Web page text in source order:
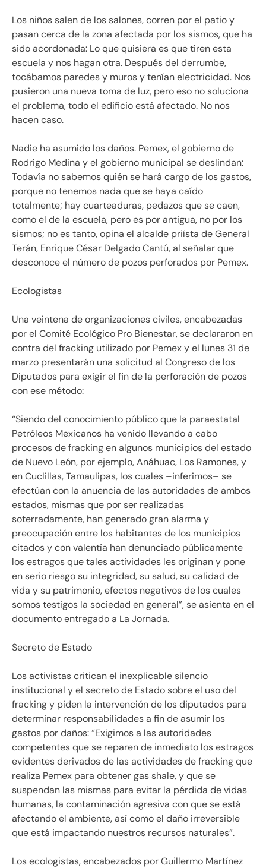
Los niños salen de los salones, corren por el patio y
pasan cerca de la zona afectada por los sismos, que ha
sido acordonada: Lo que quisiera es que tiren esta
escuela y nos hagan otra. Después del derrumbe,
tocábamos paredes y muros y tenían electricidad. Nos
pusieron una nueva toma de luz, pero eso no soluciona
el problema, todo el edificio está afectado. No nos
hacen caso.
Nadie ha asumido los daños. Pemex, el gobierno de
Rodrigo Medina y el gobierno municipal se deslindan:
Todavía no sabemos quién se hará cargo de los gastos,
porque no tenemos nada que se haya caído
totalmente; hay cuarteaduras, pedazos que se caen,
como el de la escuela, pero es por antigua, no por los
sismos; no es tanto, opina el alcalde priísta de General
Terán, Enrique César Delgado Cantú, al señalar que
desconoce el número de pozos perforados por Pemex.
Ecologistas
Una veintena de organizaciones civiles, encabezadas
por el Comité Ecológico Pro Bienestar, se declararon en
contra del fracking utilizado por Pemex y el lunes 31 de
marzo presentarán una solicitud al Congreso de los
Diputados para exigir el fin de la perforación de pozos
con ese método:
“Siendo del conocimiento público que la paraestatal
Petróleos Mexicanos ha venido llevando a cabo
procesos de fracking en algunos municipios del estado
de Nuevo León, por ejemplo, Anáhuac, Los Ramones, y
en Cuclillas, Tamaulipas, los cuales –inferimos– se
efectúan con la anuencia de las autoridades de ambos
estados, mismas que por ser realizadas
soterradamente, han generado gran alarma y
preocupación entre los habitantes de los municipios
citados y con valentía han denunciado públicamente
los estragos que tales actividades les originan y pone
en serio riesgo su integridad, su salud, su calidad de
vida y su patrimonio, efectos negativos de los cuales
somos testigos la sociedad en general”, se asienta en el
documento entregado a La Jornada.
Secreto de Estado
Los activistas critican el inexplicable silencio
institucional y el secreto de Estado sobre el uso del
fracking y piden la intervención de los diputados para
determinar responsabilidades a fin de asumir los
gastos por daños: “Exigimos a las autoridades
competentes que se reparen de inmediato los estragos
evidentes derivados de las actividades de fracking que
realiza Pemex para obtener gas shale, y que se
suspendan las mismas para evitar la pérdida de vidas
humanas, la contaminación agresiva con que se está
afectando el ambiente, así como el daño irreversible
que está impactando nuestros recursos naturales”.
Los ecologistas, encabezados por Guillermo Martínez